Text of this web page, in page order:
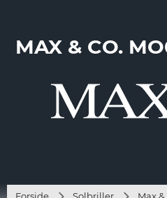
MAX & CO.